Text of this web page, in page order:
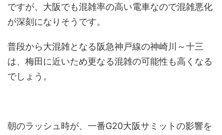
ですが、大阪でも混雑率の高い電車なので混雑悪化
が深刻になりそうです。
普段から大混雑となる阪急神戸線の神崎川～十三
は、梅田に近いため更なる混雑の可能性も高くなる
でしょう。
朝のラッシュ時が、一番G20大阪サミットの影響を